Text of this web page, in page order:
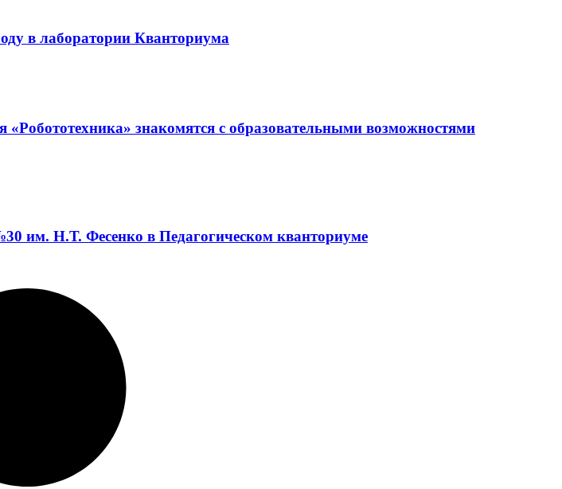
в лаборатории Кванториума
знакомятся с образовательными возможностями
им. Н.Т. Фесенко в Педагогическом кванториуме